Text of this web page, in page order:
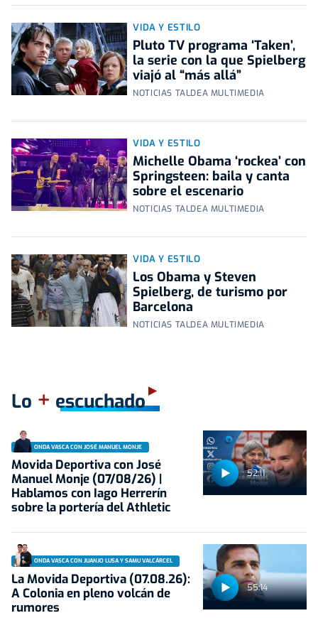
VIDA Y ESTILO
Pluto TV programa ‘Taken’,
la serie con la que Spielberg
viajó al “más allá”
NOTICIAS TALDEA MULTIMEDIA
VIDA Y ESTILO
Michelle Obama ‘rockea’ con
Springsteen: baila y canta
sobre el escenario
NOTICIAS TALDEA MULTIMEDIA
VIDA Y ESTILO
Los Obama y Steven
Spielberg, de turismo por
Barcelona
NOTICIAS TALDEA MULTIMEDIA
Lo + escuchado
52:11
ONDA VASCA CON JOSÉ MANUEL MONJE
Movida Deportiva con José
Manuel Monje (07/08/26) |
Hablamos con Iago Herrerín
sobre la portería del Athletic
55:14
ONDA VASCA CON JUANJO LUSA Y SAMU VALCÁRCEL
La Movida Deportiva (07.08.26):
A Colonia en pleno volcán de
rumores